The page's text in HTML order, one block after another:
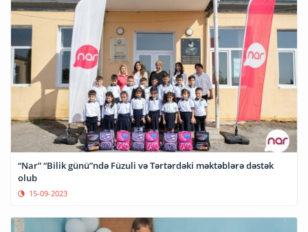
“Nar” “Bilik günü”ndə Füzuli və Tərtərdəki məktəblərə dəstək
olub
15-09-2023